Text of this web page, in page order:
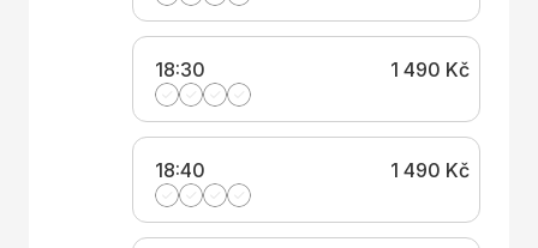
18:30 1 490 Kč
18:40 1 490 Kč